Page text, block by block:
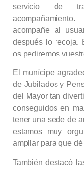
servicio de
acompañe al
después lo recoja.
os pediremos
El munícipe
de Jubilados y
del Mayor tan
conseguidos en
tener una sede de
estamos muy
ampliar para que
También destacó